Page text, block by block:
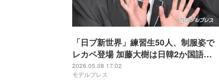
「日プ新世界」練習生50人、制服姿で
レカペ登場 加藤大樹は日韓2か国語で
挨拶「愛しています」【KCON JAPAN
2026／レッドカーペット】
2026.05.08 17:02
モデルプレス